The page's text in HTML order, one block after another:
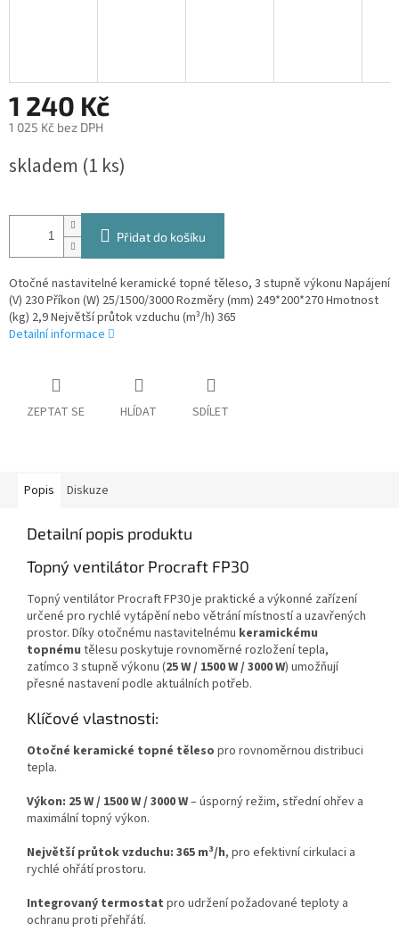
1 240 Kč
1 025 Kč bez DPH
cena:
skladem (1 ks)
Přidat do košíku
Otočné nastavitelné keramické topné těleso, 3 stupně výkonu Napájení
(V) 230 Příkon (W) 25/1500/3000 Rozměry (mm) 249*200*270 Hmotnost
(kg) 2,9 Největší průtok vzduchu (m³/h) 365
Detailní informace
ZEPTAT SE HLÍDAT SDÍLET
Popis Diskuze
Detailní popis produktu
Topný ventilátor Procraft FP30
Topný ventilátor Procraft FP30 je praktické a výkonné zařízení
určené pro rychlé vytápění nebo větrání místností a uzavřených
prostor. Díky otočnému nastavitelnému keramickému
topnému tělesu poskytuje rovnoměrné rozložení tepla,
zatímco 3 stupně výkonu (25 W / 1500 W / 3000 W) umožňují
přesné nastavení podle aktuálních potřeb.
Klíčové vlastnosti:
Otočné keramické topné těleso pro rovnoměrnou distribuci
tepla.
Výkon: 25 W / 1500 W / 3000 W– úsporný režim, střední ohřev a
maximální topný výkon.
Největší průtok vzduchu: 365 m³/h, pro efektivní cirkulaci a
rychlé ohřátí prostoru.
Integrovaný termostat pro udržení požadované teploty a
ochranu proti přehřátí.